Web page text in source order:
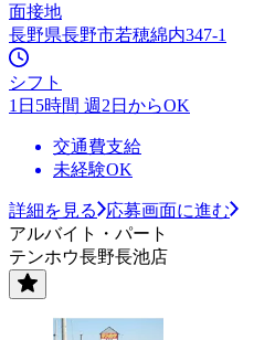
面接地
長野県長野市若穂綿内347-1
シフト
1日5時間 週2日からOK
交通費支給
未経験OK
詳細を見る
応募画面に進む
アルバイト・パート
テンホウ長野長池店